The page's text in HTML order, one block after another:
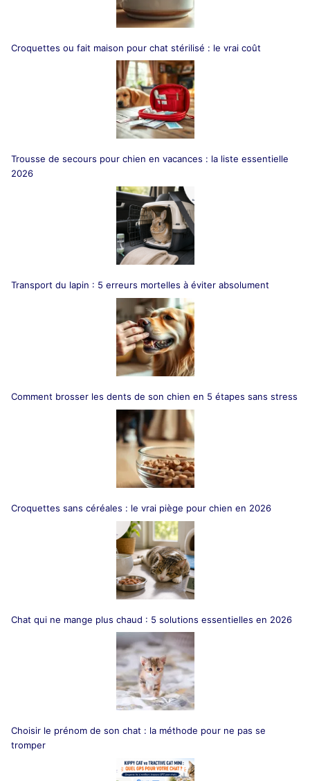
Croquettes ou fait maison pour chat stérilisé : le vrai coût
Trousse de secours pour chien en vacances : la liste essentielle
2026
Transport du lapin : 5 erreurs mortelles à éviter absolument
Comment brosser les dents de son chien en 5 étapes sans stress
Croquettes sans céréales : le vrai piège pour chien en 2026
Chat qui ne mange plus chaud : 5 solutions essentielles en 2026
Choisir le prénom de son chat : la méthode pour ne pas se
tromper